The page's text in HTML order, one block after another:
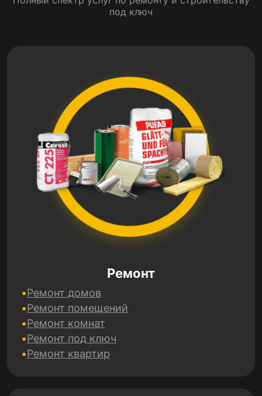
под ключ
Ремонт
Ремонт домов
Ремонт помещений
Ремонт комнат
Ремонт под ключ
Ремонт квартир